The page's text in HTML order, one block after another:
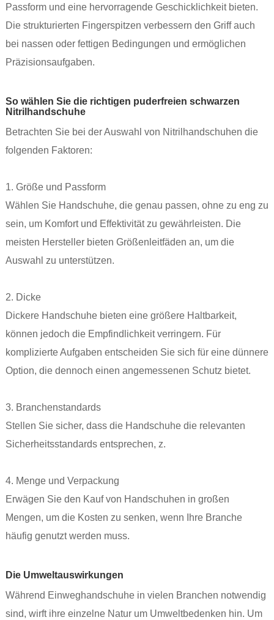
Passform und eine hervorragende Geschicklichkeit bieten.
Die strukturierten Fingerspitzen verbessern den Griff auch
bei nassen oder fettigen Bedingungen und ermöglichen
Präzisionsaufgaben.
So wählen Sie die richtigen puderfreien schwarzen
Nitrilhandschuhe
Betrachten Sie bei der Auswahl von Nitrilhandschuhen die
folgenden Faktoren:
1. Größe und Passform
Wählen Sie Handschuhe, die genau passen, ohne zu eng zu
sein, um Komfort und Effektivität zu gewährleisten. Die
meisten Hersteller bieten Größenleitfäden an, um die
Auswahl zu unterstützen.
2. Dicke
Dickere Handschuhe bieten eine größere Haltbarkeit,
können jedoch die Empfindlichkeit verringern. Für
komplizierte Aufgaben entscheiden Sie sich für eine dünnere
Option, die dennoch einen angemessenen Schutz bietet.
3. Branchenstandards
Stellen Sie sicher, dass die Handschuhe die relevanten
Sicherheitsstandards entsprechen, z.
4. Menge und Verpackung
Erwägen Sie den Kauf von Handschuhen in großen
Mengen, um die Kosten zu senken, wenn Ihre Branche
häufig genutzt werden muss.
Die Umweltauswirkungen
Während Einweghandschuhe in vielen Branchen notwendig
sind, wirft ihre einzelne Natur um Umweltbedenken hin. Um